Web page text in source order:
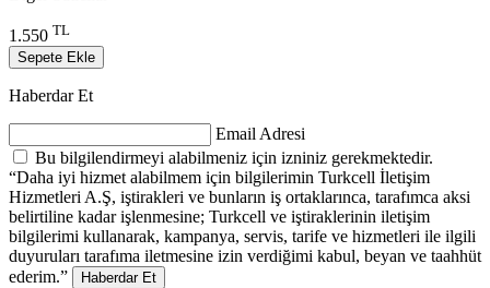
1.550 TL
Sepete Ekle
Haberdar Et
Email Adresi
Bu bilgilendirmeyi alabilmeniz için izniniz gerekmektedir.
“Daha iyi hizmet alabilmem için bilgilerimin Turkcell İletişim
Hizmetleri A.Ş, iştirakleri ve bunların iş ortaklarınca, tarafımca aksi
belirtiline kadar işlenmesine; Turkcell ve iştiraklerinin iletişim
bilgilerimi kullanarak, kampanya, servis, tarife ve hizmetleri ile ilgili
duyuruları tarafıma iletmesine izin verdiğimi kabul, beyan ve taahhüt
ederim.”
Haberdar Et